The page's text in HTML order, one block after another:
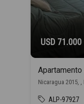
USD 71.000
Apartamento
Nicaragua 2015, ,
ALP-97927